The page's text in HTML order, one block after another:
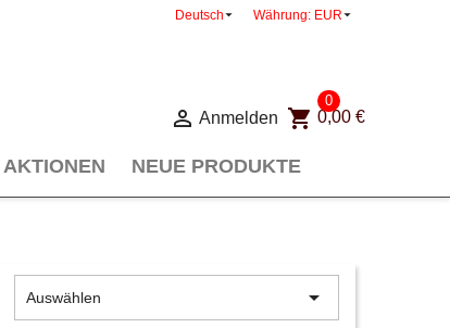
Deutsch Währung: EUR
shopping_cart
0
0,00 €
 Anmelden
AKTIONEN NEUE PRODUKTE
Auswählen 